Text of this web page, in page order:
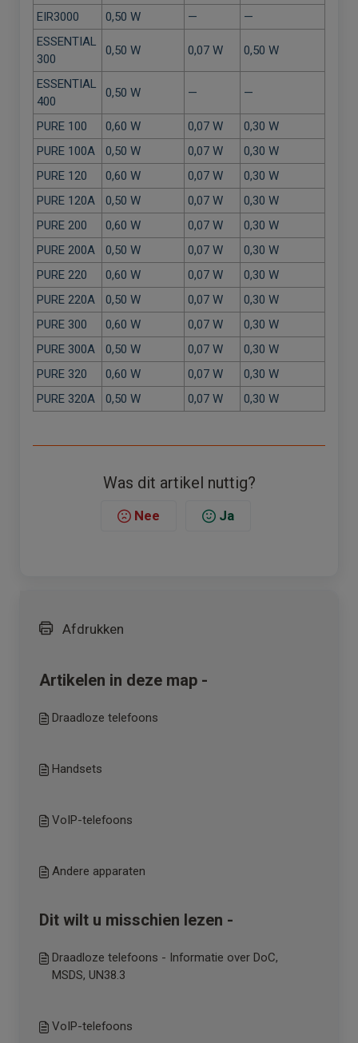
EIR3000 0,50 W —
—
ESSENTIAL
300
0,50 W 0,07 W 0,50 W
ESSENTIAL
400
0,50 W — —
PURE 100 0,60 W 0,07 W
0,30 W
PURE 100A
0,50 W 0,07 W
0,30 W
PURE 120
0,60 W 0,07 W
0,30 W
PURE 120A
0,50 W 0,07 W
0,30 W
PURE 200
0,60 W 0,07 W
0,30 W
PURE 200A
0,50 W 0,07 W
0,30 W
PURE 220
0,60 W 0,07 W
0,30 W
PURE 220A
0,50 W 0,07 W
0,30 W
PURE 300
0,60 W 0,07 W
0,30 W
PURE 300A
0,50 W 0,07 W
0,30 W
PURE 320
0,60 W 0,07 W
0,30 W
PURE 320A
0,50 W 0,07 W 0,30 W
Was dit artikel nuttig?
Nee Ja
Afdrukken
Artikelen in deze map -
Draadloze telefoons
Handsets
VoIP-telefoons
Andere apparaten
Dit wilt u misschien lezen -
Draadloze telefoons - Informatie over DoC,
MSDS, UN38.3
VoIP-telefoons